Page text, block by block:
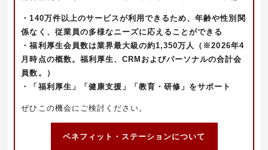
・140万件以上のサービスが利用できるため、年齢や性別関
係なく、従業員の多様なニーズに応える ことができる
・福利厚生会員数は業界最大級の約1,350万人（※2026年4
月時点の概数。福利厚生、CRMおよびパーソナルの合計会
員数。）
・「福利厚生」「健康支援」「教育・研修」をサポート
ぜひこの機会にご検討ください。
ベネフィット・ステーションについて